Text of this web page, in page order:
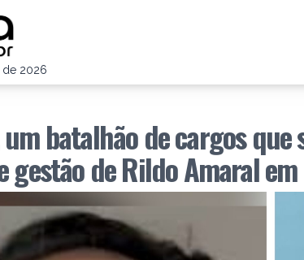
2026
batalhão de cargos
gestão de Rildo Amaral